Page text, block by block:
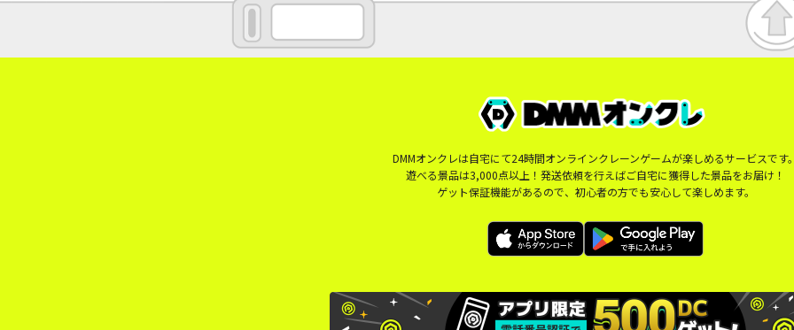
DMMオンクレは自宅にて24時間オンラインクレーンゲームが楽しめるサービスです
遊べる景品は3,000点以上！発送依頼を行えばご自宅に獲得した景品をお届け！
ゲット保証機能があるので、初心者の方でも安心して楽しめます。